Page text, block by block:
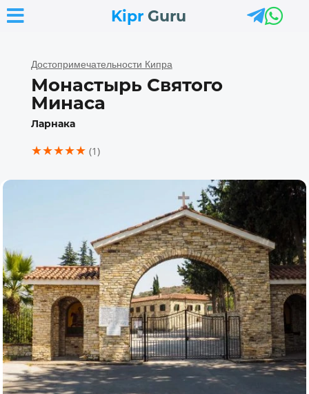
Kipr Guru
 
Достопримечательности Кипра
Монастырь Святого
Минаса
Ларнака
★★★★★ (1)